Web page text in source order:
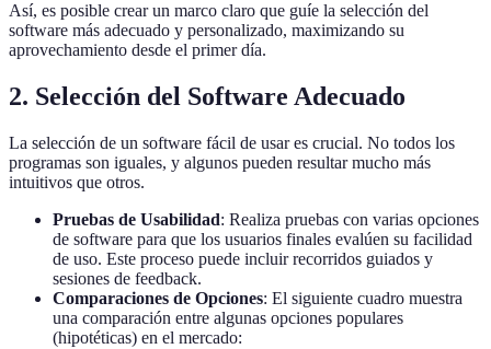
Así, es posible crear un marco claro que guíe la selección del
software más adecuado y personalizado, maximizando su
aprovechamiento desde el primer día.
2. Selección del Software Adecuado
La selección de un software fácil de usar es crucial. No todos los
programas son iguales, y algunos pueden resultar mucho más
intuitivos que otros.
Pruebas de Usabilidad: Realiza pruebas con varias opciones
de software para que los usuarios finales evalúen su facilidad
de uso. Este proceso puede incluir recorridos guiados y
sesiones de feedback.
Comparaciones de Opciones: El siguiente cuadro muestra
una comparación entre algunas opciones populares
(hipotéticas) en el mercado: